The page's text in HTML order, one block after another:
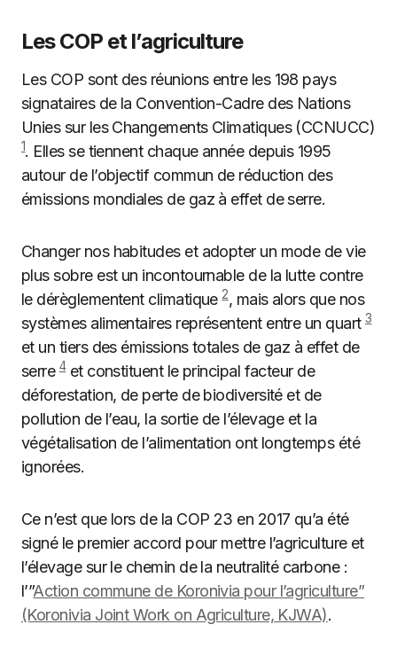
Les COP et l’agriculture
Les COP sont des réunions entre les 198 pays
signataires de la Convention-Cadre des Nations
Unies sur les Changements Climatiques (CCNUCC)
1. Elles se tiennent chaque année depuis 1995
autour de l’objectif commun de réduction des
émissions mondiales de gaz à effet de serre.
Changer nos habitudes et adopter un mode de vie
plus sobre est un incontournable de la lutte contre
le dérèglementent climatique2, mais alors que nos
systèmes alimentaires représentent entre un quart 3
et un tiers des émissions totales de gaz à effet de
serre4et constituent le principal facteur de
déforestation, de perte de biodiversité et de
pollution de l’eau, la sortie de l’élevage et la
végétalisation de l’alimentation ont longtemps été
ignorées.
Ce n’est que lors de la COP 23 en 2017 qu’a été
signé le premier accord pour mettre l’agriculture et
l’élevage sur le chemin de la neutralité carbone :
l’”Action commune de Koronivia pour l’agriculture”
(Koronivia Joint Work on Agriculture, KJWA).